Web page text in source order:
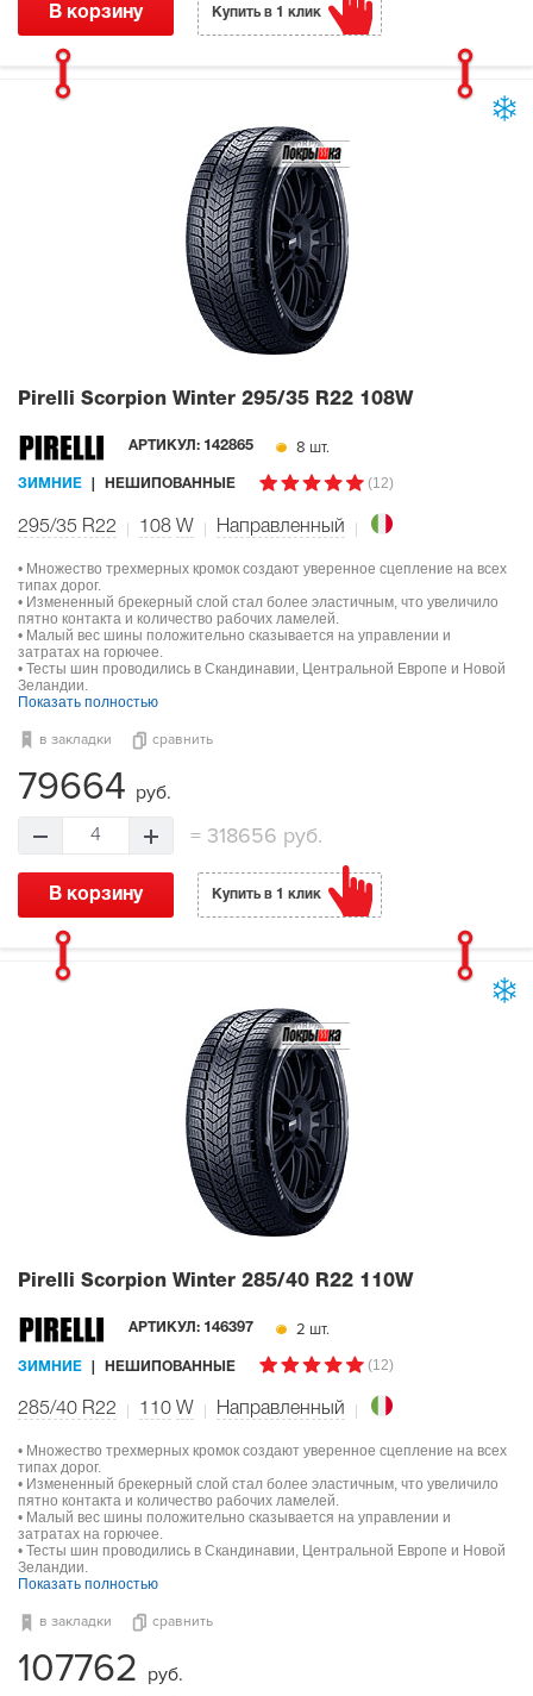
В корзину Купить в 1 клик
Pirelli Scorpion Winter 295/35 R22 108W
АРТИКУЛ: 142865 8 шт.
ЗИМНИЕ НЕШИПОВАННЫЕ (12)
295/35 R22 108 W Направленный
• Множество трехмерных кромок создают уверенное сцепление на всех
типах дорог.
• Измененный брекерный слой стал более эластичным, что увеличило
пятно контакта и количество рабочих ламелей.
• Малый вес шины положительно сказывается на управлении и
затратах на горючее.
• Тесты шин проводились в Скандинавии, Центральной Европе и Новой
Зеландии.
Показать полностью
в закладки сравнить
79664 руб.
4 = 318656 руб.
В корзину Купить в 1 клик
Pirelli Scorpion Winter 285/40 R22 110W
АРТИКУЛ: 146397 2 шт.
ЗИМНИЕ НЕШИПОВАННЫЕ (12)
285/40 R22 110 W Направленный
• Множество трехмерных кромок создают уверенное сцепление на всех
типах дорог.
• Измененный брекерный слой стал более эластичным, что увеличило
пятно контакта и количество рабочих ламелей.
• Малый вес шины положительно сказывается на управлении и
затратах на горючее.
• Тесты шин проводились в Скандинавии, Центральной Европе и Новой
Зеландии.
Показать полностью
в закладки сравнить
107762 руб.